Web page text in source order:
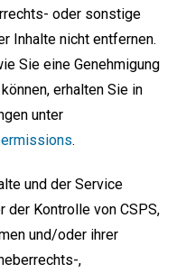
oder sonstige
Inhalte nicht entfernen.
Sie eine Genehmigung
erhalten Sie in
unter
.
und der Service
der Kontrolle von CSPS,
und/oder ihrer
,